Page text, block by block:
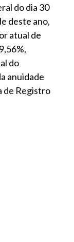
do dia 30
deste ano,
atual de
do
anuidade
de Registro